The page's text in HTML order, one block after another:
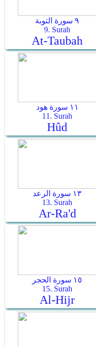
٩ سورة التوبة
9. Surah
At-Taubah
١١ سورة هود
11. Surah
Hûd
١٣ سورة الرعد
13. Surah
Ar-Ra'd
١٥ سورة الحجر
15. Surah
Al-Hijr